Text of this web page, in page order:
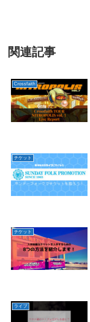
関連記事
Crossfaith
チケット
チケット
ライブ